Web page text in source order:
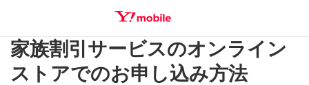
SEARCH
家族割引サービスのオンライン
ストアでのお申し込み方法